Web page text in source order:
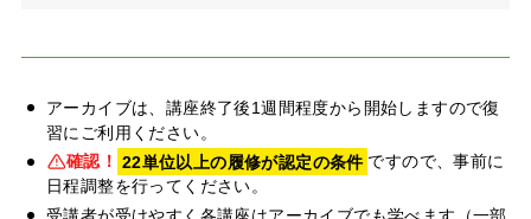
アーカイブは、講座終了後1週間程度から開始しますので復
習にご利用ください。
確認！ 22単位以上の履修が認定の条件 ですので、事前に
日程調整を行ってください。
受講者が受けやすく各講座はアーカイブでも学べます（一部